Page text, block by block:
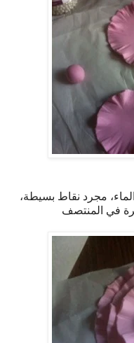
مجرد نقاط بسيطة،
في المنتصف